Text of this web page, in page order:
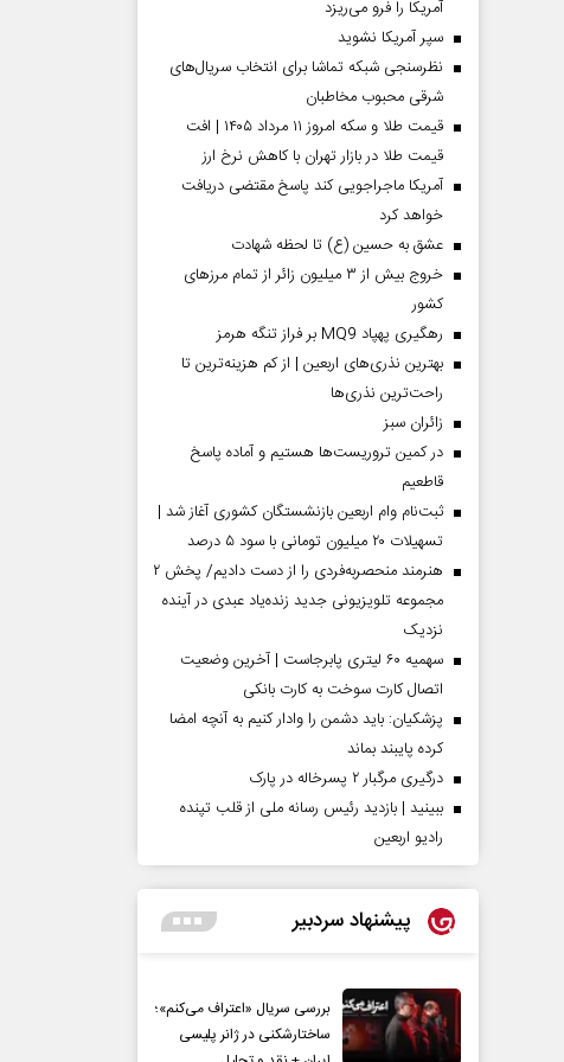
آمریکا را فرو می‌ریزد
سپر آمریکا نشوید
نظرسنجی شبکه تماشا برای انتخاب سریال‌های
شرقی محبوب مخاطبان
قیمت طلا و سکه امروز ۱۱ مرداد ۱۴۰۵ | افت
قیمت طلا در بازار تهران با کاهش نرخ ارز
آمریکا ماجراجویی کند پاسخ مقتضی دریافت
خواهد کرد
عشق به حسین (ع) تا لحظه شهادت
خروج بیش از ۳ میلیون زائر از تمام مرز‌های
کشور
رهگیری پهپاد MQ9 بر فراز تنگه هرمز
بهترین نذری‌های اربعین | از کم هزینه‌ترین تا
راحت‌ترین نذری‌ها
‌زائران سبز
در کمین تروریست‌ها هستیم و آماده پاسخ
قاطعیم
ثبت‌نام وام اربعین بازنشستگان کشوری آغاز شد |
تسهیلات ۲۰ میلیون تومانی با سود ۵ درصد
هنرمند منحصر‌به‌فردی را از دست دادیم/ پخش ۲
مجموعه تلویزیونی جدید زنده‌یاد عبدی در آینده
نزدیک
سهمیه ۶۰ لیتری پابرجاست | آخرین وضعیت
اتصال کارت سوخت به کارت بانکی
پزشکیان: باید دشمن را وادار کنیم به آنچه امضا
کرده پایبند بماند
درگیری مرگبار ۲ پسرخاله در پارک
ببینید | بازدید رئیس رسانه ملی از قلب تپنده
رادیو اربعین
پیشنهاد سردبیر
بررسی سریال «اعتراف می‌کنم»؛
ساختارشکنی در ژانر پلیسی